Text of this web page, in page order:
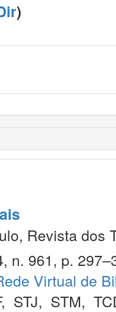
)
Revista dos
n. 961, p.
Virtual de
, STJ, STM,